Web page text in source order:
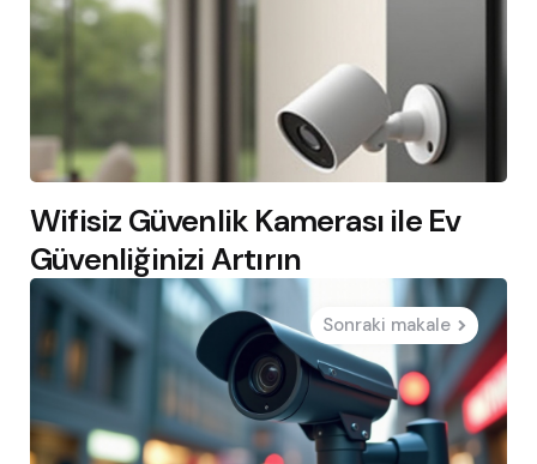
Wifisiz Güvenlik Kamerası ile Ev
Güvenliğinizi Artırın
Sonraki makale